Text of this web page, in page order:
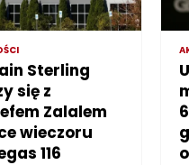
Sterling
się z
Zalalem
wieczoru
116